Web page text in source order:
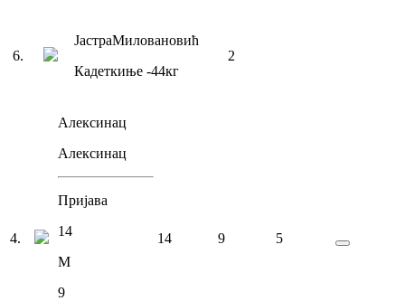
6.
ЈастраМиловановић
Кадеткиње -44кг
2
4.
Алексинац
Алексинац
Пријава
14
М
9
14 9 5